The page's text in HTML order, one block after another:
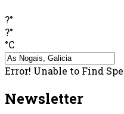
?°
?°
°C
Error! Unable to Find
Newsletter